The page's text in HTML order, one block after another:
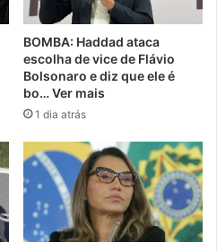
BOMBA: Haddad ataca
escolha de vice de Flávio
Bolsonaro e diz que ele é
bo… Ver mais
1 dia atrás